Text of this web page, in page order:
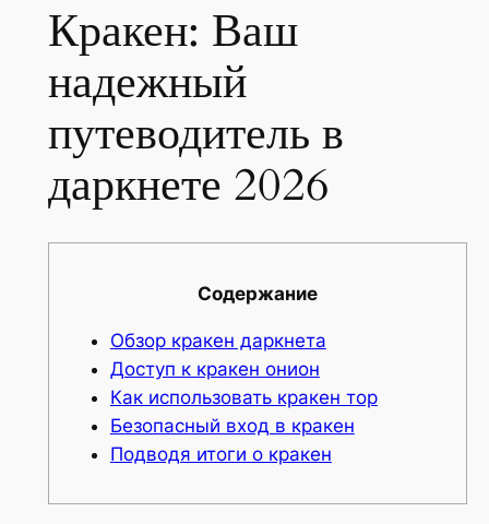
Кракен: Ваш
надежный
путеводитель в
даркнете 2026
Содержание
Обзор кракен даркнета
Доступ к кракен онион
Как использовать кракен тор
Безопасный вход в кракен
Подводя итоги о кракен